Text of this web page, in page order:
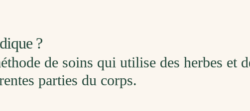
?
de soins qui utilise des herbes et
parties du corps.